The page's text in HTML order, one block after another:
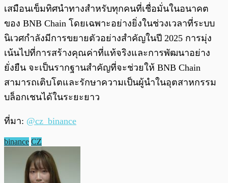
เสมือนเข็มทิศนำทางสำหรับทุกคนที่เชื่อมั่นในอนาคต
ของ BNB Chain โดยเฉพาะอย่างยิ่งในช่วงเวลาที่ระบบ
นิเวศกำลังมีการขยายตัวอย่างสำคัญในปี 2025 การมุ่ง
เน้นไปที่การสร้างคุณค่าที่แท้จริงและการพัฒนาอย่าง
ยั่งยืน จะเป็นรากฐานสำคัญที่จะช่วยให้ BNB Chain
สามารถเติบโตและรักษาความเป็นผู้นำในอุตสาหกรรม
บล็อกเชนได้ในระยะยาว
ที่มา: @cz_binance
binance CZ